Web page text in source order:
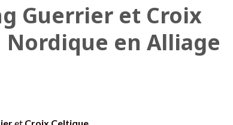
Guerrier et Croix
Nordique en Alliage